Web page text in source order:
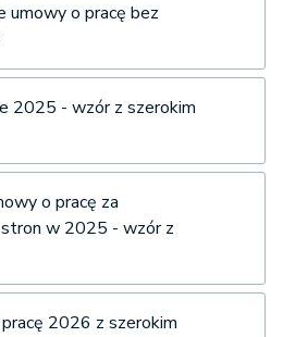
umowy o pracę bez
2025 - wzór z szerokim
o pracę za
w 2025 - wzór z
2026 z szerokim